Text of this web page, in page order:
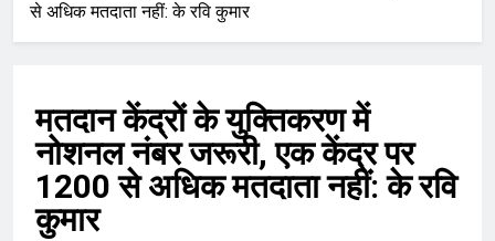
से अधिक मतदाता नहीं: के रवि कुमार
मतदान केंद्रों के युक्तिकरण में
नोशनल नंबर जरूरी, एक केंद्र पर
1200 से अधिक मतदाता नहीं: के रवि
कुमार